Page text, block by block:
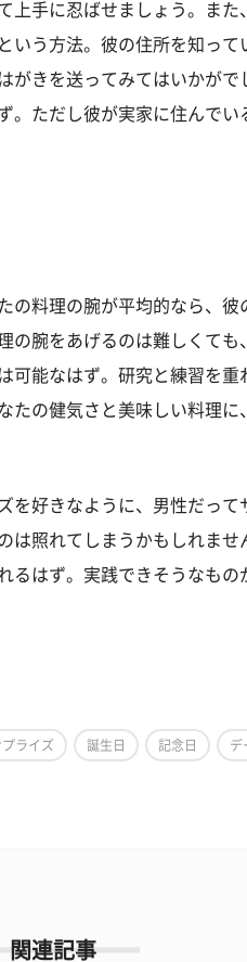
上手に忍ばせましょう。また
いう方法。彼の住所を知って
がきを送ってみてはいかがで
。ただし彼が実家に住んでい
の料理の腕が平均的なら、彼
の腕をあげるのは難しくても
可能なはず。研究と練習を重
たの健気さと美味しい料理に
好きなように、男性だって
は照れてしまうかもしれませ
るはず。実践できそうなもの
プライズ 誕生日 記念日 デ
関連記事